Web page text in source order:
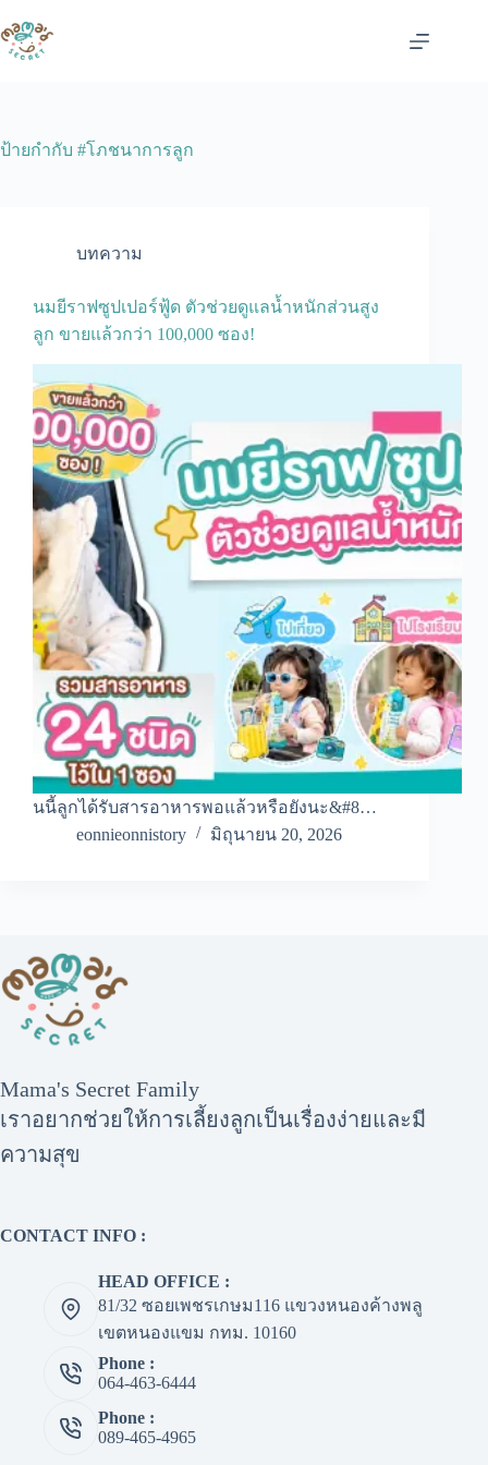
to
content
ป้ายกำกับ #โภชนาการลูก
บทความ
นมยีราฟซูปเปอร์ฟู้ด ตัวช่วยดูแลน้ำหนักส่วนสูง
ลูก ขายแล้วกว่า 100,000 ซอง!
นนี้ลูกได้รับสารอาหารพอแล้วหรือยังนะ&#8…
eonnieonnistory
มิถุนายน 20, 2026
Mama's Secret Family
เราอยากช่วยให้การเลี้ยงลูกเป็นเรื่องง่ายและมี
ความสุข
CONTACT INFO :
HEAD OFFICE :
81/32 ซอยเพชรเกษม116 แขวงหนองค้างพลู
เขตหนองแขม กทม. 10160
Phone :
064-463-6444
Phone :
089-465-4965